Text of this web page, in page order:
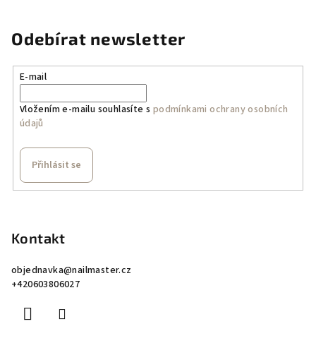
Odebírat newsletter
E-mail
Vložením e-mailu souhlasíte s podmínkami ochrany osobních
údajů
Přihlásit se
Kontakt
objednavka@nailmaster.cz
+420603806027